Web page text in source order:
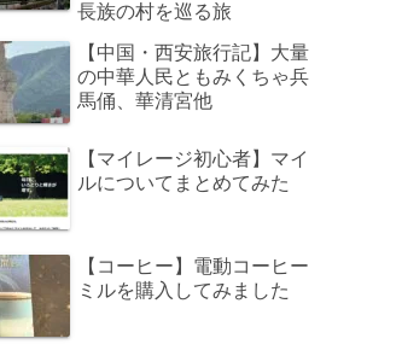
長族の村を巡る旅
【中国・西安旅行記】大量
の中華人民ともみくちゃ兵
馬俑、華清宮他
【マイレージ初心者】マイ
ルについてまとめてみた
【コーヒー】電動コーヒー
ミルを購入してみました